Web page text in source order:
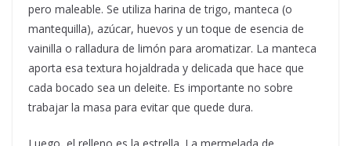
pero maleable. Se utiliza harina de trigo, manteca (o
mantequilla), azúcar, huevos y un toque de esencia de
vainilla o ralladura de limón para aromatizar. La manteca
aporta esa textura hojaldrada y delicada que hace que
cada bocado sea un deleite. Es importante no sobre
trabajar la masa para evitar que quede dura.